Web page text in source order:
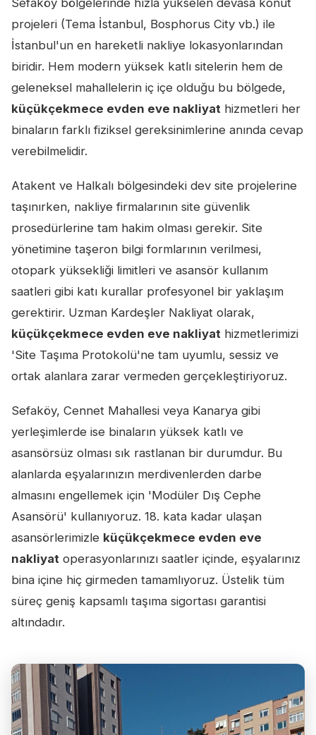
Sefaköy bölgelerinde hızla yükselen devasa konut
projeleri (Tema İstanbul, Bosphorus City vb.) ile
İstanbul'un en hareketli nakliye lokasyonlarından
biridir. Hem modern yüksek katlı sitelerin hem de
geleneksel mahallelerin iç içe olduğu bu bölgede,
küçükçekmece evden eve nakliyat hizmetleri her
binaların farklı fiziksel gereksinimlerine anında cevap
verebilmelidir.
Atakent ve Halkalı bölgesindeki dev site projelerine
taşınırken, nakliye firmalarının site güvenlik
prosedürlerine tam hakim olması gerekir. Site
yönetimine taşeron bilgi formlarının verilmesi,
otopark yüksekliği limitleri ve asansör kullanım
saatleri gibi katı kurallar profesyonel bir yaklaşım
gerektirir. Uzman Kardeşler Nakliyat olarak,
küçükçekmece evden eve nakliyat hizmetlerimizi
'Site Taşıma Protokolü'ne tam uyumlu, sessiz ve
ortak alanlara zarar vermeden gerçekleştiriyoruz.
Sefaköy, Cennet Mahallesi veya Kanarya gibi
yerleşimlerde ise binaların yüksek katlı ve
asansörsüz olması sık rastlanan bir durumdur. Bu
alanlarda eşyalarınızın merdivenlerden darbe
almasını engellemek için 'Modüler Dış Cephe
Asansörü' kullanıyoruz. 18. kata kadar ulaşan
asansörlerimizle küçükçekmece evden eve
nakliyat operasyonlarınızı saatler içinde, eşyalarınız
bina içine hiç girmeden tamamlıyoruz. Üstelik tüm
süreç geniş kapsamlı taşıma sigortası garantisi
altındadır.